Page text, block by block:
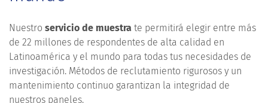
Nuestro servicio de muestra te permitirá elegir entre más
de 22 millones de respondentes de alta calidad en
Latinoamérica y el mundo para todas tus necesidades de
investigación. Métodos de reclutamiento rigurosos y un
mantenimiento continuo garantizan la integridad de
nuestros paneles.